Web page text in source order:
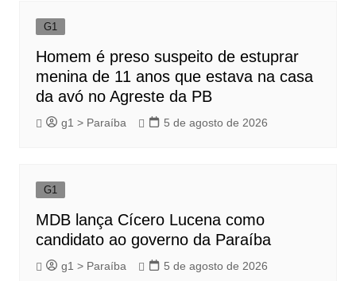
G1
Homem é preso suspeito de estuprar
menina de 11 anos que estava na casa
da avó no Agreste da PB
g1 > Paraíba 5 de agosto de 2026
G1
MDB lança Cícero Lucena como
candidato ao governo da Paraíba
g1 > Paraíba 5 de agosto de 2026